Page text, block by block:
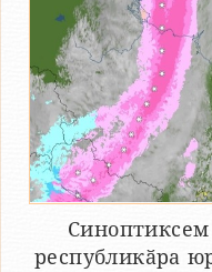
республикӑра